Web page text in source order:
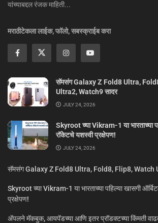
यांच्याबद्दल रंजक माहिती...
मराठीटेकला लाईक, फॉलो, सबस्क्राईब करा
सॅमसंग Galaxy Z Fold8 Ultra,
Ultra2, Watch9 सादर
JULY 24, 2026
Skyroot च्या Vikram-1 या भारताच्या
रॉकेटचे यशस्वी प्रक्षेपण!
JULY 24, 2026
सॅमसंग Galaxy Z Fold8 Ultra, Fold8, Flip8, Watch
Skyroot च्या Vikram-1 या भारताच्या पहिल्या खासगी
प्रक्षेपण!
ॲपलने मॅकबुक, आयपॅडच्या आणि इतर प्रॉडक्टच्या किंमती